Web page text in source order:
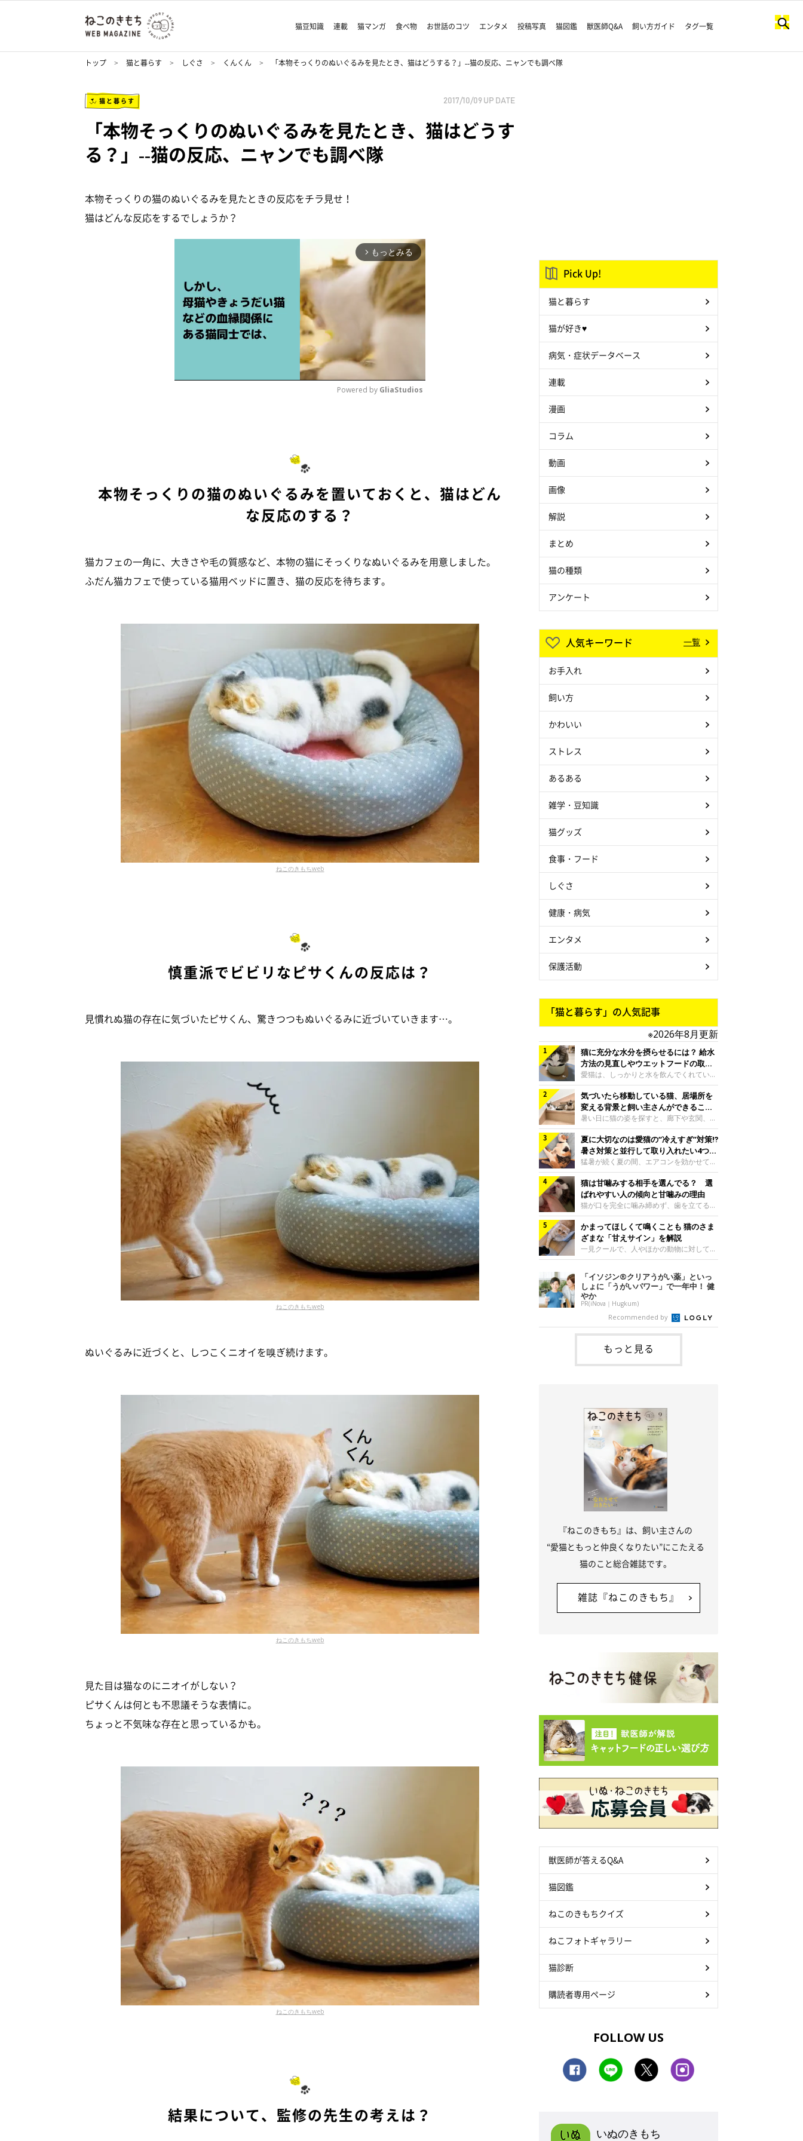
猫豆知識 連載 猫マンガ 食べ物 お世話のコツ エンタメ 投稿写真 猫図鑑 獣医師Q&A 飼い方ガイド タグ一覧
トップ 猫と暮らす しぐさ くんくん 「本物そっくりのぬいぐるみを見たとき、猫はどうする？」--猫の反応、ニャンでも調べ隊
猫と暮らす 2017/10/09 UP DATE
「本物そっくりのぬいぐるみを見たとき、猫はどうす
る？」--猫の反応、ニャンでも調べ隊
本物そっくりの猫のぬいぐるみを見たときの反応をチラ見せ！
猫はどんな反応をするでしょうか？
arrow_forward_ios もっとみる
Powered by GliaStudios
本物そっくりの猫のぬいぐるみを置いておくと、猫はどん
な反応のする？
猫カフェの一角に、大きさや毛の質感など、本物の猫にそっくりなぬいぐるみを用意しました。
ふだん猫カフェで使っている猫用ベッドに置き、猫の反応を待ちます。
ねこのきもちweb
慎重派でビビリなピサくんの反応は？
見慣れぬ猫の存在に気づいたピサくん、驚きつつもぬいぐるみに近づいていきます…。
ねこのきもちweb
ぬいぐるみに近づくと、しつこくニオイを嗅ぎ続けます。
ねこのきもちweb
見た目は猫なのにニオイがしない？
ピサくんは何とも不思議そうな表情に。
ちょっと不気味な存在と思っているかも。
ねこのきもちweb
結果について、監修の先生の考えは？
Pick Up!
猫と暮らす
猫が好き♥
病気・症状データベース
連載
漫画
コラム
動画
画像
解説
まとめ
猫の種類
アンケート
人気キーワード 一覧
お手入れ
飼い方
かわいい
ストレス
あるある
雑学・豆知識
猫グッズ
食事・フード
しぐさ
健康・病気
エンタメ
保護活動
「猫と暮らす」の人気記事
※2026年8月更新
猫に充分な水分を摂らせるには？ 給水
方法の見直しやウエットフードの取り
入れ方を解説
愛猫は、しっかりと水を飲んでくれていま
すか？ 夏場はエアコンで室内が涼しいこ
ともあり、猫があまり水を飲まないこと
も。積極的に水分を摂らせるためには、給
水方法を見直したり、フードから水分を摂
らせたりする方法があります。今回は獣医
師の重本仁先生に、猫に水分を摂らせるた
めにできるためできる工夫を教えていただ
きました。ボウルの高さを愛猫の好みにね
このきもち投稿写真ギャラリー水飲みボウ
ルの高さは、猫が飲むときに頭が胃より下
にならないように設定すると飲みやすいで
しょう。首を深く折り曲げずに済むため、
関節や食道への負
気づいたら移動している猫、居場所を
変える背景と飼い主さんができること
を獣医師が解説
暑い日に猫の姿を探すと、廊下や玄関、床
の上など、さっきまでとは違う場所にいる
ことがあります。何度も移動しているよう
に見えると、落ち着かないのかな、暑さで
つらいのかなと気になる場面もあるでしょ
う。猫が居場所を変える理由や、飼い主さ
んが整えたい環境などについて、ねこのき
もち獣医師相談室の山口みき先生に伺いま
した。 移動は、猫なりの快適さ選びねこ
のきもち投稿写真ギャラリー猫は家の中
で、自分にとって過ごしやすい場所を見つ
けるのが得意な動物です。 暑い季節に
は、風通しのよい場所やひんやりした床、
熱がこもりにくい場
夏に大切なのは愛猫の“冷えすぎ”対策⁉
暑さ対策と並行して取り入れたい4つの
工夫
猛暑が続く夏の間、エアコンを効かせて室
内を冷やしますよね。しかし、人にとって
は快適な温度でも、猫にとっては温度が低
すぎることも。暑さ対策と並行して、冷え
すぎ対策もしっかりと行うことが大切で
す。今回は獣医師の重本仁先生に、猫の冷
えすぎを防ぐ4つの対策を教えていただき
ました。（1） 冷房の効いていない部屋に
行き来できるようにするねこのきもち投稿
写真ギャラリー猫が寒いと感じたときに、
ましょう。冷房の効いていない部屋や廊下
へも自由に行き来できるように、ドアは猫
が通れる程度に
猫は甘噛みする相手を選んでる？ 選
ばれやすい人の傾向と甘噛みの理由
猫が口を完全に噛み締めず、歯を立てる程
度に噛む“甘噛み”。遊びやスキンシップの
ときに繰り出すことがありますが、同じ家
族でも噛まれる頻度に違いがあると感じる
ことも。ねこのきもちWEB MAGAZINEで
は、飼い主さんたちにアンケートを実施
し、愛猫が甘噛みする相手を選んでいると
感じる状況を教えてもらいました。また、
ねこのきもち獣医師相談室の原駿太朗先生
には、実際に猫は甘噛みする相手を選んで
いるのか、その真相をお聞きします。約6
割の飼い主さんが「甘噛みする相手を選ん
でいる」と感じていた※2026年5月実施
かまってほしくて鳴くことも 猫のさま
ざまな「甘えサイン」を解説
一見クールで、人やほかの動物に対してあ
まり求めないように見える猫。しかし、実
は甘えん坊な性格の猫も少なくありませ
ん。今回は猫たちが出している“甘えサイ
ン”について、帝京科学大学生命環境学部
アニマルサイエンス学科准教授の加隈良枝
先生に教えていただきました。鳴くのは、
かまってほしいサインねこのきもち投稿写
真ギャラリーもともと、子猫が親猫に対し
てお世話を求めるときに鳴き声を使いま
す。子猫なので「ニャー」よりもややか細
い「ミャア」といった鳴き声になります
「イソジン®クリアうがい薬」といっ
しょに「うがいパワー」で一年中！ 健
やか
PR(iNova｜Hugkum)
Recommended by
もっと見る
『ねこのきもち』は、飼い主さんの
“愛猫ともっと仲良くなりたい”にこたえる
猫のこと総合雑誌です。
雑誌『ねこのきもち』
獣医師が答えるQ&A
猫図鑑
ねこのきもちクイズ
ねこフォトギャラリー
猫診断
購読者専用ページ
FOLLOW US
いぬのきもち